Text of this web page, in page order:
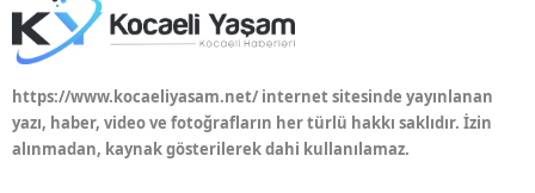
İzmir
https://www.kocaeliyasam.net/ internet sitesinde yayınlanan
yazı, haber, video ve fotoğrafların her türlü hakkı saklıdır. İzin
alınmadan, kaynak gösterilerek dahi kullanılamaz.